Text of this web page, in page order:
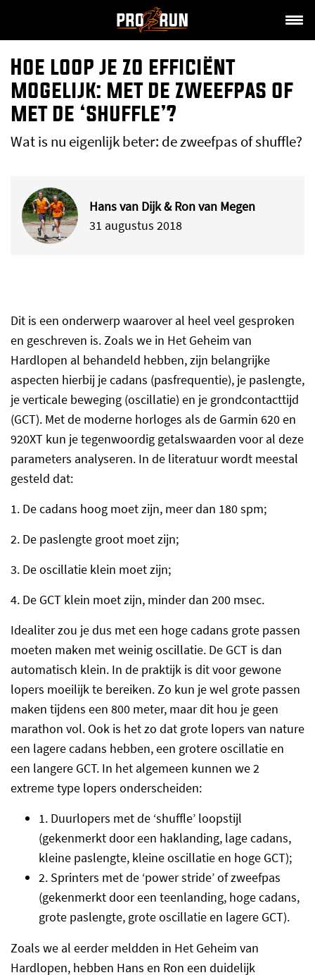
Hoe loop je zo efficiënt
mogelijk: met de zweefpas of
met de ‘shuffle’?
Wat is nu eigenlijk beter: de zweefpas of shuffle?
Hans van Dijk & Ron van Megen
31 augustus 2018
Dit is een onderwerp waarover al heel veel gesproken
en geschreven is. Zoals we in Het Geheim van
Hardlopen al behandeld hebben, zijn belangrijke
aspecten hierbij je cadans (pasfrequentie), je paslengte,
je verticale beweging (oscillatie) en je grondcontacttijd
(GCT). Met de moderne horloges als de Garmin 620 en
920XT kun je tegenwoordig getalswaarden voor al deze
parameters analyseren. In de literatuur wordt meestal
gesteld dat:
1. De cadans hoog moet zijn, meer dan 180 spm;
2. De paslengte groot moet zijn;
3. De oscillatie klein moet zijn;
4. De GCT klein moet zijn, minder dan 200 msec.
Idealiter zou je dus met een hoge cadans grote passen
moeten maken met weinig oscillatie. De GCT is dan
automatisch klein. In de praktijk is dit voor gewone
lopers moeilijk te bereiken. Zo kun je wel grote passen
maken tijdens een 800 meter, maar dit hou je geen
marathon vol. Ook is het zo dat grote lopers van nature
een lagere cadans hebben, een grotere oscillatie en
een langere GCT. In het algemeen kunnen we 2
extreme type lopers onderscheiden:
1. Duurlopers met de ‘shuffle’ loopstijl
(gekenmerkt door een haklanding, lage cadans,
kleine paslengte, kleine oscillatie en hoge GCT);
2. Sprinters met de ‘power stride’ of zweefpas
(gekenmerkt door een teenlanding, hoge cadans,
grote paslengte, grote oscillatie en lagere GCT).
Zoals we al eerder meldden in Het Geheim van
Hardlopen, hebben Hans en Ron een duidelijk